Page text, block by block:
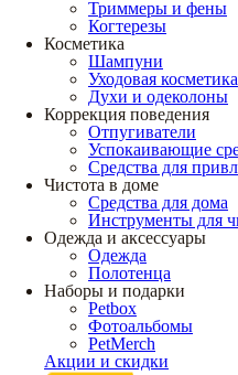
Триммеры и фены
Когтерезы
Косметика
Шампуни
Уходовая косметика
Духи и одеколоны
Коррекция поведения
Отпугиватели
Успокаивающие
Средства для
Чистота в доме
Средства для дома
Инструменты для
Одежда и аксессуары
Одежда
Полотенца
Наборы и подарки
Petbox
Фотоальбомы
PetMerch
Акции и скидки